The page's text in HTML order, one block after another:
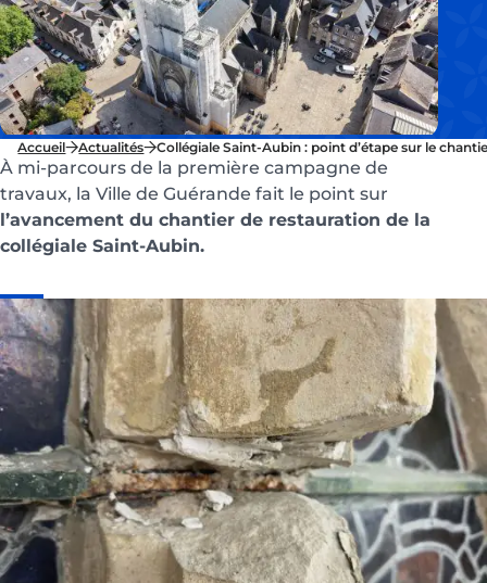
Accueil Actualités Collégiale Saint-Aubin : point d’étape sur le
À mi-parcours de la première campagne de
travaux, la Ville de Guérande fait le point sur
l’avancement du chantier de restauration de la
collégiale Saint-Aubin.